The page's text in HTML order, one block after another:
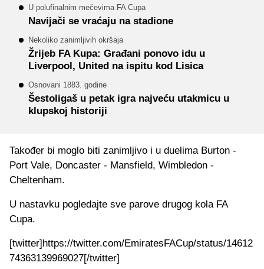
U polufinalnim mečevima FA Cupa
Navijači se vraćaju na stadione
Nekoliko zanimljivih okršaja
Žrijeb FA Kupa: Građani ponovo idu u
Liverpool, United na ispitu kod Lisica
Osnovani 1883. godine
Šestoligaš u petak igra najveću utakmicu u
klupskoj historiji
Također bi moglo biti zanimljivo i u duelima Burton -
Port Vale, Doncaster - Mansfield, Wimbledon -
Cheltenham.
U nastavku pogledajte sve parove drugog kola FA
Cupa.
[twitter]https://twitter.com/EmiratesFACup/status/14612
74363139969027[/twitter]